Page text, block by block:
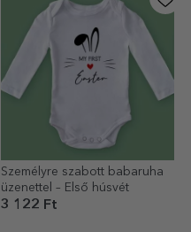
Személyre szabott babaruha
üzenettel – Első húsvét
3 122 Ft